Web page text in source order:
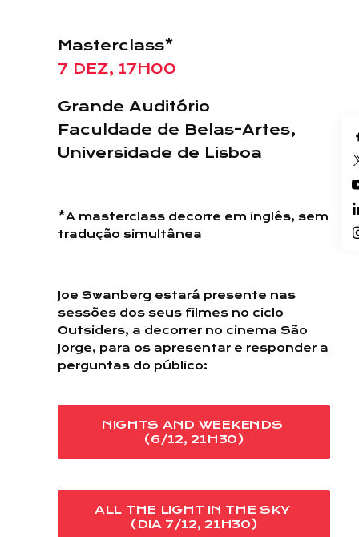
Masterclass*
7 DEZ, 17H00
Grande Auditório
Faculdade de Belas-Artes,
Universidade de Lisboa
*A masterclass decorre em inglês, sem
tradução simultânea
Joe Swanberg estará presente nas
sessões dos seus filmes no ciclo
Outsiders, a decorrer no cinema São
Jorge, para os apresentar e responder a
perguntas do público:
NIGHTS AND WEEKENDS
(6/12, 21H30)
ALL THE LIGHT IN THE SKY
(DIA 7/12, 21H30)